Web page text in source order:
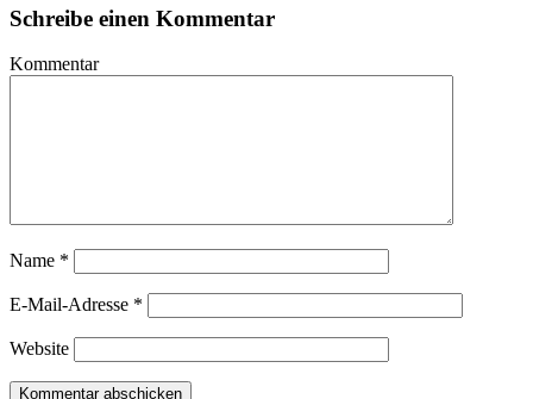
Schreibe einen Kommentar
Kommentar
Name *
E-Mail-Adresse *
Website